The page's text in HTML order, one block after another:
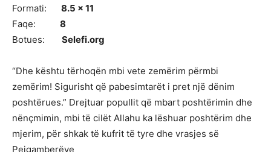
Formati: 8.5 x 11
Faqe: 8
Botues: Selefi.org
“Dhe kështu tërhoqën mbi vete zemërim përmbi
zemërim! Sigurisht që pabesimtarët i pret një dënim
poshtërues.” Drejtuar popullit që mbart poshtërimin dhe
nënçmimin, mbi të cilët Allahu ka lëshuar poshtërim dhe
mjerim, për shkak të kufrit të tyre dhe vrasjes së
Pejgamberëve